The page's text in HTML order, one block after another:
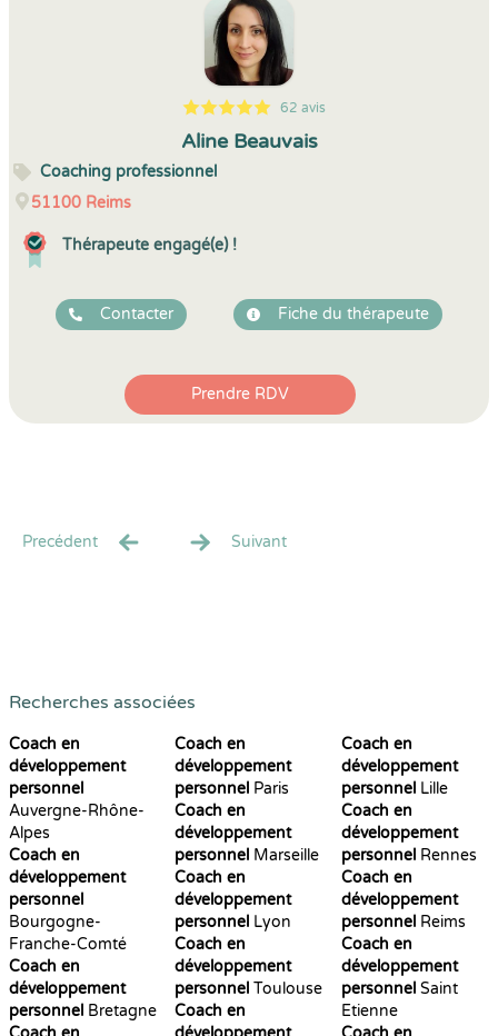
5
1
5
62 62 avis
Aline Beauvais
Coaching professionnel
51100 Reims
Thérapeute engagé(e) !
Contacter Fiche du thérapeute
Prendre RDV
Precédent Suivant
Recherches associées
Coach en
développement
personnel
Auvergne-Rhône-
Alpes
Coach en
développement
personnel
Bourgogne-
Franche-Comté
Coach en
développement
personnel Bretagne
Coach en
développement
personnel Paris
Coach en
développement
personnel Marseille
Coach en
développement
personnel Lyon
Coach en
développement
personnel Toulouse
Coach en
Coach en
développement
personnelLille
Coach en
développement
personnelRennes
Coach en
développement
personnelReims
Coach en
développement
personnelSaint
Etienne